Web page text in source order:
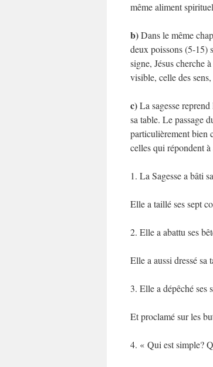
même aliment
b)Dans le même
deux poissons (5-15)
signe, Jésus cherche
visible, celle des
c)La sagesse
sa table. Le passage
particulièrement bien
celles qui répondent
1. La Sagesse a bâti
Elle a taillé ses sept
2. Elle a abattu ses
Elle a aussi dressé sa
3. Elle a dépêché ses
Et proclamé sur les
4. « Qui est simple?